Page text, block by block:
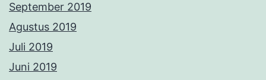
September 2019
Agustus 2019
Juli 2019
Juni 2019